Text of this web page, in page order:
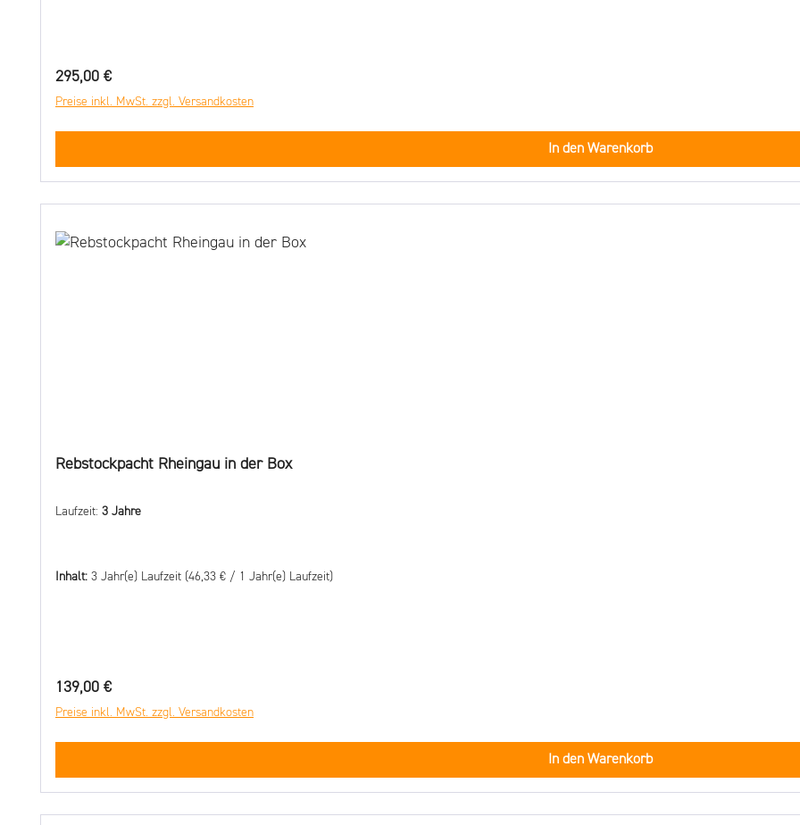
Regulärer Preis:
295,00 €
Preise inkl. MwSt. zzgl. Versandkosten
In den Warenkorb
Rebstockpacht Rheingau in der Box
Laufzeit: 3 Jahre
Inhalt: 3 Jahr(e) Laufzeit (46,33 € / 1 Jahr(e) Laufzeit)
Regulärer Preis:
139,00 €
Preise inkl. MwSt. zzgl. Versandkosten
In den Warenkorb